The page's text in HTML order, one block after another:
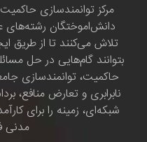
مرکز توانمندسازی
دانش‌اموختگان رشته‌های
تلاش می‌کنند تا از طریق
بتوانند گام‌هایی در حل
حاکمیت، توانمندسازی
نابرابری و تعارض منافع،
شبکه‌ای، زمینه را برای
مدنی